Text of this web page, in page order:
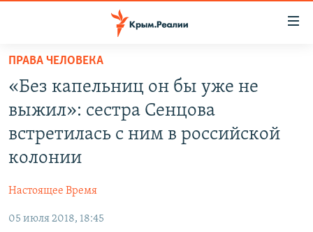
Вернуться
основному
содержанию
главной
ВернутсяИНТЕРАКТИВ
ИНФОГРАФИКА
РАДІО СВОБОДА
КАК ОБОЙТИ БЛОКИРОВКУ
ПРАВА ЧЕЛОВЕКА
«Без капельниц он бы уже не
выжил»: сестра Сенцова
встретилась с ним в российской
колонии
Настоящее Время
05 июля 2018, 18:45